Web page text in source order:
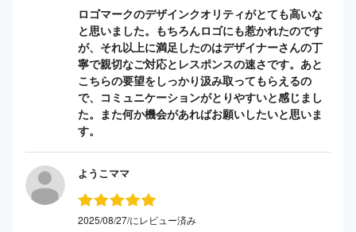
ロゴマークのデザインクオリティがとても高いな
と思いました。もちろんロゴにも惹かれたのです
が、それ以上に満足したのはデザイナーさんの丁
寧で親切なご対応とレスポンスの速さです。あと
こちらの要望をしっかり汲み取ってもらえるの
で、コミュニケーションがとりやすいと感じまし
た。また何か機会があればお願いしたいと思いま
す。
ようこママ
2025/08/27/にレビュー済み